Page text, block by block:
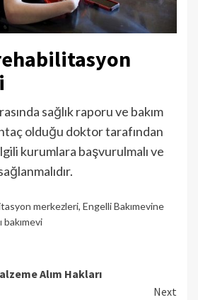
sağlık raporu ve bakım
olduğu doktor tarafından
kurumlara başvurulmalı ve
merkezleri, Engelli Bakımevine
bakımevi
Alım Hakları
Next